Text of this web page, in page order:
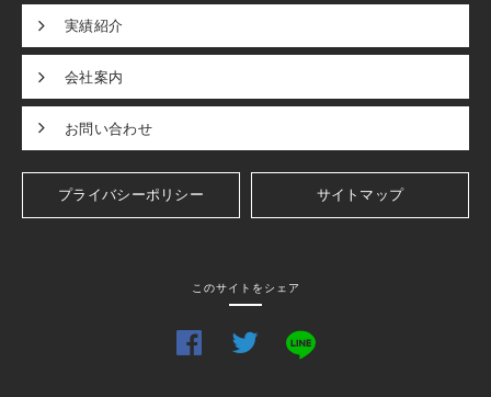
実績紹介
会社案内
お問い合わせ
プライバシーポリシー サイトマップ
このサイトをシェア